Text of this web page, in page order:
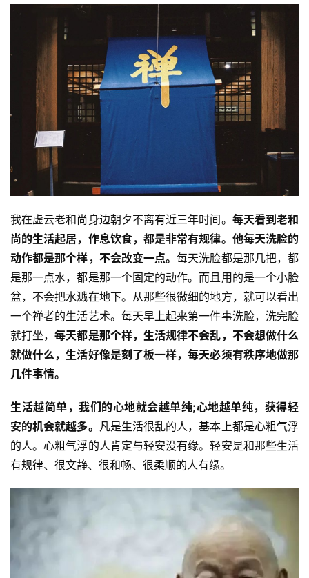
我在虚云老和尚身边朝夕不离有近三年时间。 每天看到老和
尚的生活起居，作息饮食，都是非常有规律。他每天洗脸的
动作都是那个样，不会改变一点。每天洗脸都是那几把，都
是那一点水，都是那一个固定的动作。而且用的是一个小脸
盆，不会把水溅在地下。从那些很微细的地方，就可以看出
一个禅者的生活艺术。每天早上起来第一件事洗脸，洗完脸
就打坐，每天都是那个样，生活规律不会乱，不会想做什么
就做什么，生活好像是刻了板一样，每天必须有秩序地做那
几件事情。
生活越简单，我们的心地就会越单纯;心地越单纯，获得轻
安的机会就越多。 凡是生活很乱的人，基本上都是心粗气浮
的人。心粗气浮的人肯定与轻安没有缘。轻安是和那些生活
有规律、很文静、很和畅、很柔顺的人有缘。